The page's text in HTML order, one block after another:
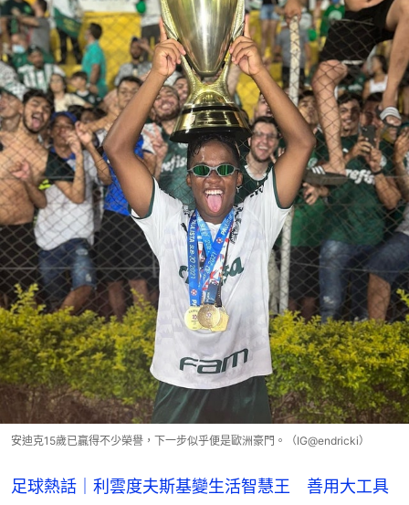
安迪克15歲已贏得不少榮譽，下一步似乎便是歐洲豪門。（IG@endricki）
足球熱話｜利雲度夫斯基變生活智慧王 善用大工具